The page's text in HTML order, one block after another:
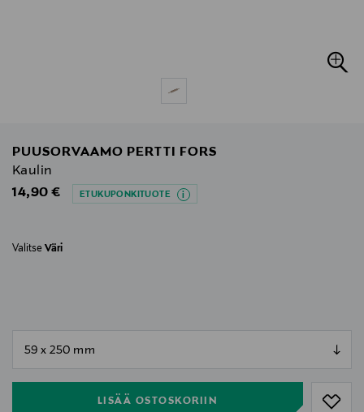
PUUSORVAAMO PERTTI FORS
Kaulin
Original Price
14,90 € ETUKUPONKITUOTE
Valitse Väri
LISÄÄ OSTOSKORIIN